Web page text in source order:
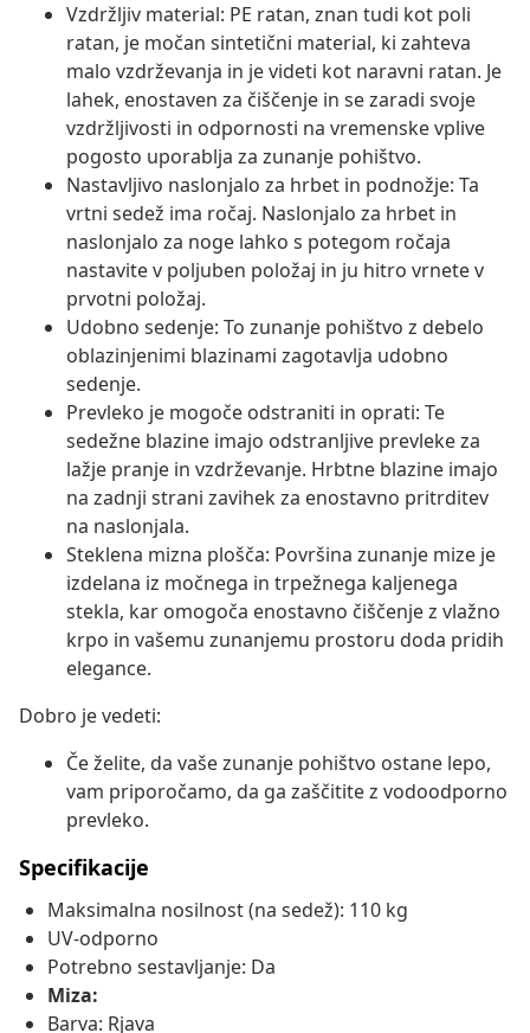
Vzdržljiv material: PE ratan, znan tudi kot poli
ratan, je močan sintetični material, ki zahteva
malo vzdrževanja in je videti kot naravni ratan. Je
lahek, enostaven za čiščenje in se zaradi svoje
vzdržljivosti in odpornosti na vremenske vplive
pogosto uporablja za zunanje pohištvo.
Nastavljivo naslonjalo za hrbet in podnožje: Ta
vrtni sedež ima ročaj. Naslonjalo za hrbet in
naslonjalo za noge lahko s potegom ročaja
nastavite v poljuben položaj in ju hitro vrnete v
prvotni položaj.
Udobno sedenje: To zunanje pohištvo z debelo
oblazinjenimi blazinami zagotavlja udobno
sedenje.
Prevleko je mogoče odstraniti in oprati: Te
sedežne blazine imajo odstranljive prevleke za
lažje pranje in vzdrževanje. Hrbtne blazine imajo
na zadnji strani zavihek za enostavno pritrditev
na naslonjala.
Steklena mizna plošča: Površina zunanje mize je
izdelana iz močnega in trpežnega kaljenega
stekla, kar omogoča enostavno čiščenje z vlažno
krpo in vašemu zunanjemu prostoru doda pridih
elegance.
Dobro je vedeti:
Če želite, da vaše zunanje pohištvo ostane lepo,
vam priporočamo, da ga zaščitite z vodoodporno
prevleko.
Specifikacije
Maksimalna nosilnost (na sedež): 110 kg
UV-odporno
Potrebno sestavljanje: Da
Miza:
Barva: Rjava